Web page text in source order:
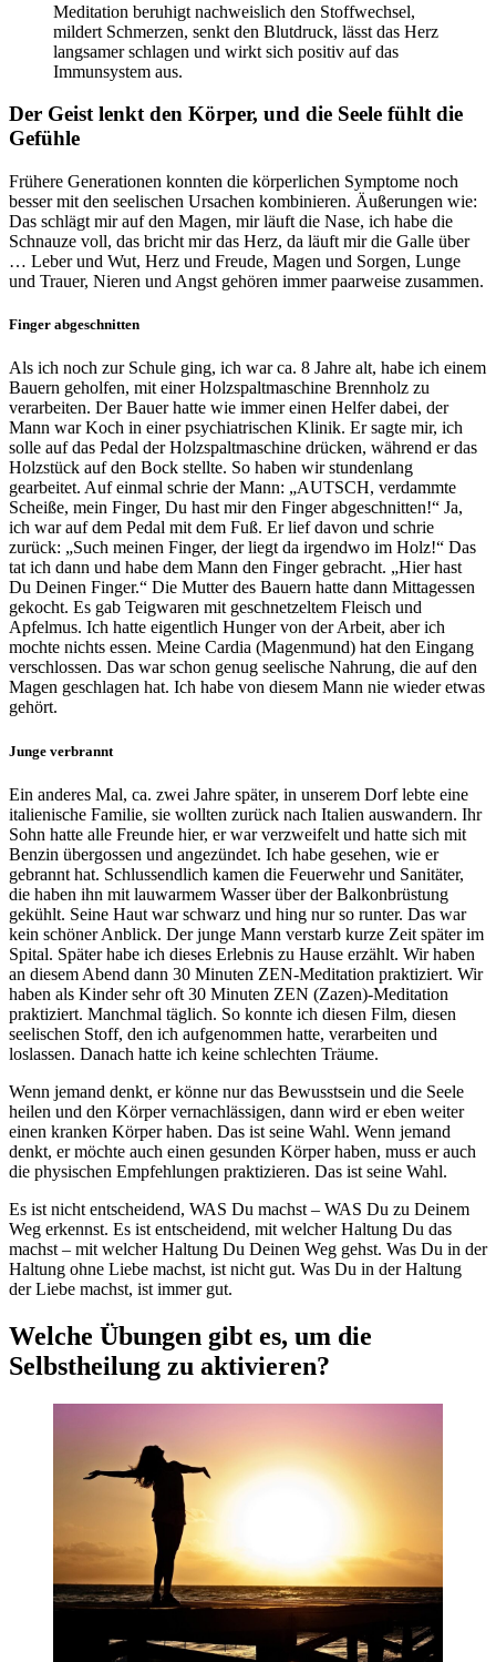
Meditation beruhigt nachweislich den Stoffwechsel,
mildert Schmerzen, senkt den Blutdruck, lässt das Herz
langsamer schlagen und wirkt sich positiv auf das
Immunsystem aus.
Der Geist lenkt den Körper, und die Seele fühlt die
Gefühle
Frühere Generationen konnten die körperlichen Symptome noch
besser mit den seelischen Ursachen kombinieren. Äußerungen wie:
Das schlägt mir auf den Magen, mir läuft die Nase, ich habe die
Schnauze voll, das bricht mir das Herz, da läuft mir die Galle über
… Leber und Wut, Herz und Freude, Magen und Sorgen, Lunge
und Trauer, Nieren und Angst gehören immer paarweise zusammen.
Finger abgeschnitten
Als ich noch zur Schule ging, ich war ca. 8 Jahre alt, habe ich einem
Bauern geholfen, mit einer Holzspaltmaschine Brennholz zu
verarbeiten. Der Bauer hatte wie immer einen Helfer dabei, der
Mann war Koch in einer psychiatrischen Klinik. Er sagte mir, ich
solle auf das Pedal der Holzspaltmaschine drücken, während er das
Holzstück auf den Bock stellte. So haben wir stundenlang
gearbeitet. Auf einmal schrie der Mann: „AUTSCH, verdammte
Scheiße, mein Finger, Du hast mir den Finger abgeschnitten!“ Ja,
ich war auf dem Pedal mit dem Fuß. Er lief davon und schrie
zurück: „Such meinen Finger, der liegt da irgendwo im Holz!“ Das
tat ich dann und habe dem Mann den Finger gebracht. „Hier hast
Du Deinen Finger.“ Die Mutter des Bauern hatte dann Mittagessen
gekocht. Es gab Teigwaren mit geschnetzeltem Fleisch und
Apfelmus. Ich hatte eigentlich Hunger von der Arbeit, aber ich
mochte nichts essen. Meine Cardia (Magenmund) hat den Eingang
verschlossen. Das war schon genug seelische Nahrung, die auf den
Magen geschlagen hat. Ich habe von diesem Mann nie wieder etwas
gehört.
Junge verbrannt
Ein anderes Mal, ca. zwei Jahre später, in unserem Dorf lebte eine
italienische Familie, sie wollten zurück nach Italien auswandern. Ihr
Sohn hatte alle Freunde hier, er war verzweifelt und hatte sich mit
Benzin übergossen und angezündet. Ich habe gesehen, wie er
gebrannt hat. Schlussendlich kamen die Feuerwehr und Sanitäter,
die haben ihn mit lauwarmem Wasser über der Balkonbrüstung
gekühlt. Seine Haut war schwarz und hing nur so runter. Das war
kein schöner Anblick. Der junge Mann verstarb kurze Zeit später im
Spital. Später habe ich dieses Erlebnis zu Hause erzählt. Wir haben
an diesem Abend dann 30 Minuten ZEN-Meditation praktiziert. Wir
haben als Kinder sehr oft 30 Minuten ZEN (Zazen)-Meditation
praktiziert. Manchmal täglich. So konnte ich diesen Film, diesen
seelischen Stoff, den ich aufgenommen hatte, verarbeiten und
loslassen. Danach hatte ich keine schlechten Träume.
Wenn jemand denkt, er könne nur das Bewusstsein und die Seele
heilen und den Körper vernachlässigen, dann wird er eben weiter
einen kranken Körper haben. Das ist seine Wahl. Wenn jemand
denkt, er möchte auch einen gesunden Körper haben, muss er auch
die physischen Empfehlungen praktizieren. Das ist seine Wahl.
Es ist nicht entscheidend, WAS Du machst – WAS Du zu Deinem
Weg erkennst. Es ist entscheidend, mit welcher Haltung Du das
machst – mit welcher Haltung Du Deinen Weg gehst. Was Du in der
Haltung ohne Liebe machst, ist nicht gut. Was Du in der Haltung
der Liebe machst, ist immer gut.
Welche Übungen gibt es, um die
Selbstheilung zu aktivieren?